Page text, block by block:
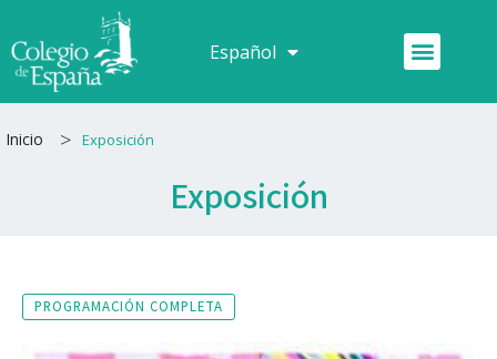
al
contenido
Español
Français Menú
Inicio > Exposición
Exposición
PROGRAMACIÓN COMPLETA